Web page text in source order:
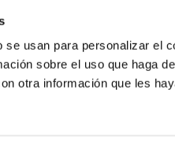
se usan para personalizar el
sobre el uso que haga
otra información que les